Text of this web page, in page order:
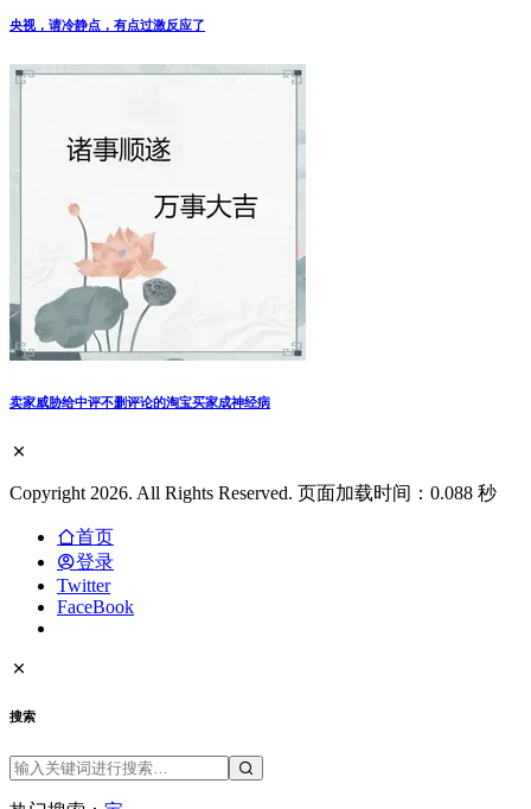
央视，请冷静点，有点过激反应了
卖家威胁给中评不删评论的淘宝买家成神经病
Copyright 2026. All Rights Reserved. 页面加载时间：0.088 秒
首页
登录
Twitter
FaceBook
搜索